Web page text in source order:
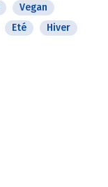
Vegan
Eté
Hiver